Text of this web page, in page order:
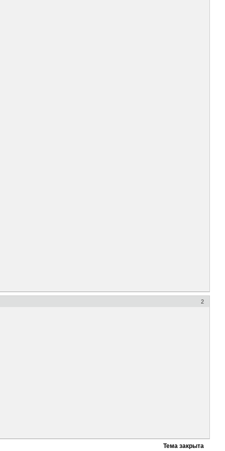
2
Тема закрыта